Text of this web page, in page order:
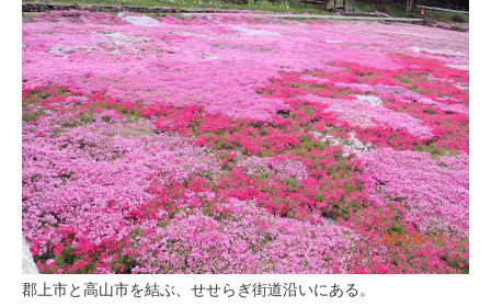
郡上市と高山市を結ぶ、せせらぎ街道沿いにある。